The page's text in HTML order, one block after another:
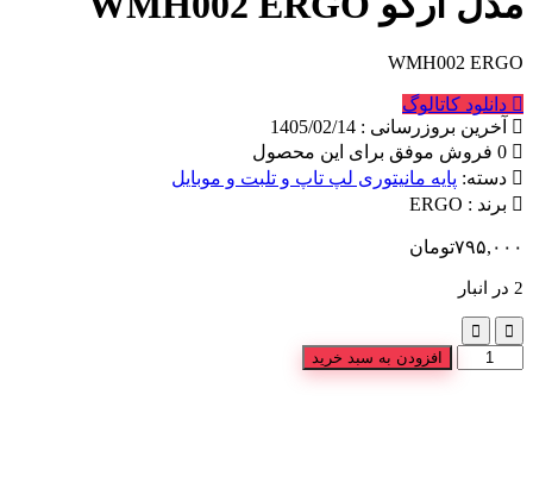
WMH002 ERGO
دانلود کاتالوگ
آخرین بروزرسانی : 1405/02/14
دسته: پایه مانیتوری لپ تاپ و تلبت و موبایل
برند : ERGO
۷۹۵,۰۰۰تومان
2 در انبار
افزودن به سبد خرید